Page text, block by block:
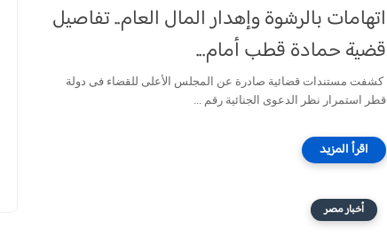
اتهامات بالرشوة وإهدار المال العام.. تفاصيل
قضية حمادة قطب أمام...
كشفت مستندات قضائية صادرة عن المجلس الأعلى للقضاء فى دولة
قطر استمرار نظر الدعوى الجنائية رقم ...
أخبار مصر